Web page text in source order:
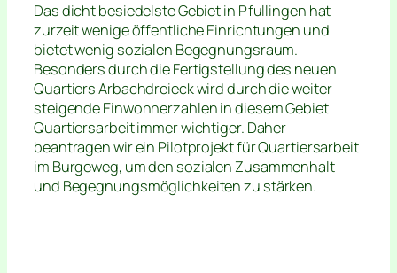
Das dicht besiedelste Gebiet in Pfullingen hat
zurzeit wenige öffentliche Einrichtungen und
bietet wenig sozialen Begegnungsraum.
Besonders durch die Fertigstellung des neuen
Quartiers Arbachdreieck wird durch die weiter
steigende Einwohnerzahlen in diesem Gebiet
Quartiersarbeit immer wichtiger. Daher
beantragen wir ein Pilotprojekt für Quartiersarbeit
im Burgeweg, um den sozialen Zusammenhalt
und Begegnungsmöglichkeiten zu stärken.